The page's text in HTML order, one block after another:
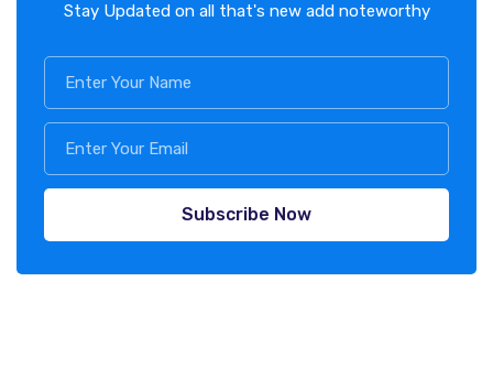
Stay Updated on all that's new add noteworthy
Subscribe Now